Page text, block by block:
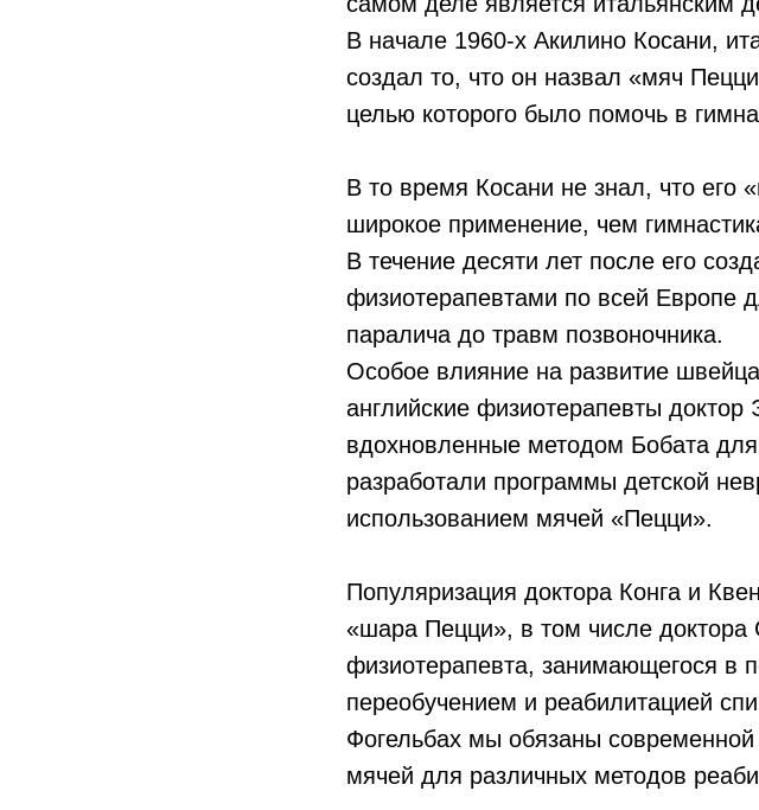
В начале 1960-х Акилино Косани,
создал то, что он назвал «мяч
целью которого было помочь в
В то время Косани не знал, что его
широкое применение, чем
В течение десяти лет после его
физиотерапевтами по всей Европе
паралича до травм позвоночника.
Особое влияние на развитие
английские физиотерапевты
вдохновленные методом Бобата
разработали программы детской
использованием мячей «Пецци».
Популяризация доктора Конга и
«шара Пецци», в том числе
физиотерапевта, занимающегося в
переобучением и реабилитацией
Фогельбах мы обязаны
мячей для различных методов